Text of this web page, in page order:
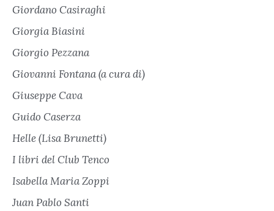
Giordano Casiraghi
Giorgia Biasini
Giorgio Pezzana
Giovanni Fontana (a cura di)
Giuseppe Cava
Guido Caserza
Helle (Lisa Brunetti)
I libri del Club Tenco
Isabella Maria Zoppi
Juan Pablo Santi